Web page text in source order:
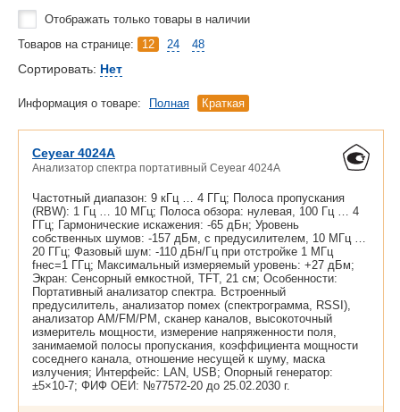
Отображать только товары в наличии
Товаров на странице:
12 24 48
Сортировать: Нет
Информация о товаре: Полная Краткая
Ceyear 4024A
Анализатор спектра портативный Ceyear 4024A
Частотный диапазон: 9 кГц … 4 ГГц; Полоса пропускания
(RBW): 1 Гц … 10 МГц; Полоса обзора: нулевая, 100 Гц … 4
ГГц; Гармонические искажения: -65 дБн; Уровень
собственных шумов: -157 дБм, с предусилителем, 10 МГц …
20 ГГц; Фазовый шум: -110 дБн/Гц при отстройке 1 МГц
fнес=1 ГГц; Максимальный измеряемый уровень: +27 дБм;
Экран: Сенсорный емкостной, TFT, 21 см; Особенности:
Портативный анализатор спектра. Встроенный
предусилитель, анализатор помех (спектрограмма, RSSI),
анализатор AM/FM/PM, сканер каналов, высокоточный
измеритель мощности, измерение напряженности поля,
занимаемой полосы пропускания, коэффициента мощности
соседнего канала, отношение несущей к шуму, маска
излучения; Интерфейс: LAN, USB; Опорный генератор:
±5×10-7; ФИФ ОЕИ: №77572-20 до 25.02.2030 г.